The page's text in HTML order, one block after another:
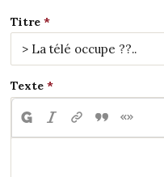
Titre
Texte